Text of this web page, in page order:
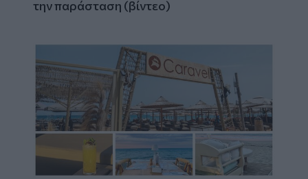
την παράσταση (βίντεο)